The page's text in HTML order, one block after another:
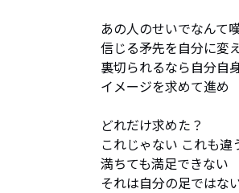
あの人のせいでなんて
信じる矛先を自分に変
裏切られるなら自分自
イメージを求めて進め
どれだけ求めた？
これじゃない これも違
満ちても満足できない
それは自分の足ではな